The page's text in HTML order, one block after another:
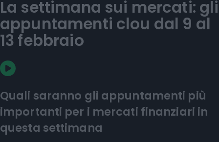
La settimana sui mercati: gli
appuntamenti clou dal 9 al
13 febbraio
Quali saranno gli appuntamenti più
importanti per i mercati finanziari in
questa settimana